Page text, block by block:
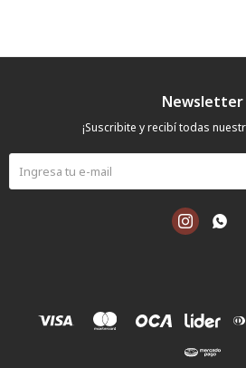
Newsletter
¡Suscribite y recibí todas
 